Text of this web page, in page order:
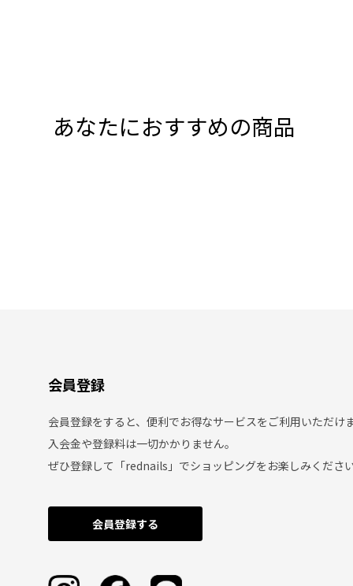
あなたにおすすめの商品
会員登録
会員登録をすると、便利でお得なサービスをご利用いただけ
入会金や登録料は一切かかりません。
ぜひ登録して「rednails」でショッピングをお楽しみくださ
会員登録する